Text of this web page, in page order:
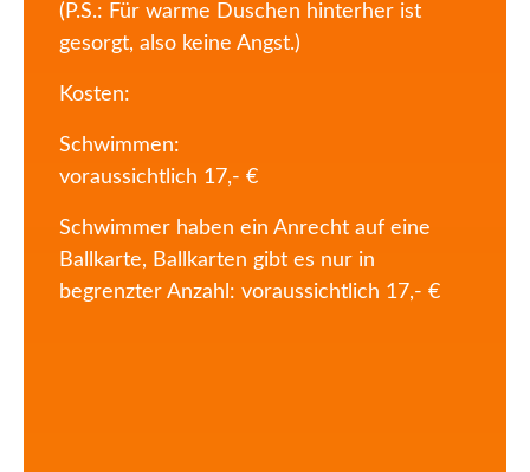
(P.S.: Für warme Duschen hinterher ist
gesorgt, also keine Angst.)
Kosten:
Schwimmen:
voraussichtlich 17,- €
Schwimmer haben ein Anrecht auf eine
Ballkarte, Ballkarten gibt es nur in
begrenzter Anzahl: voraussichtlich 17,- €